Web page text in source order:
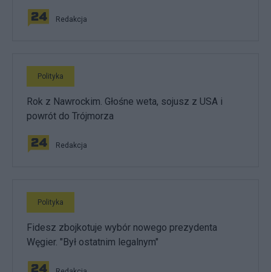
Redakcja
Polityka
Rok z Nawrockim. Głośne weta, sojusz z USA i
powrót do Trójmorza
Redakcja
Polityka
Fidesz zbojkotuje wybór nowego prezydenta
Węgier. "Był ostatnim legalnym"